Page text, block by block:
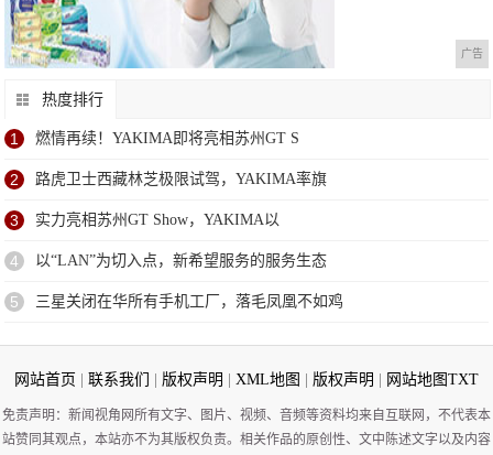
广告
热度排行
1 燃情再续！YAKIMA即将亮相苏州GT S
2 路虎卫士西藏林芝极限试驾，YAKIMA率旗
3 实力亮相苏州GT Show，YAKIMA以
4 以“LAN”为切入点，新希望服务的服务生态
5 三星关闭在华所有手机工厂，落毛凤凰不如鸡
网站首页 联系我们 版权声明 XML地图 版权声明 网站地图TXT
免责声明：新闻视角网所有文字、图片、视频、音频等资料均来自互联网，不代表本
站赞同其观点，本站亦不为其版权负责。相关作品的原创性、文中陈述文字以及内容